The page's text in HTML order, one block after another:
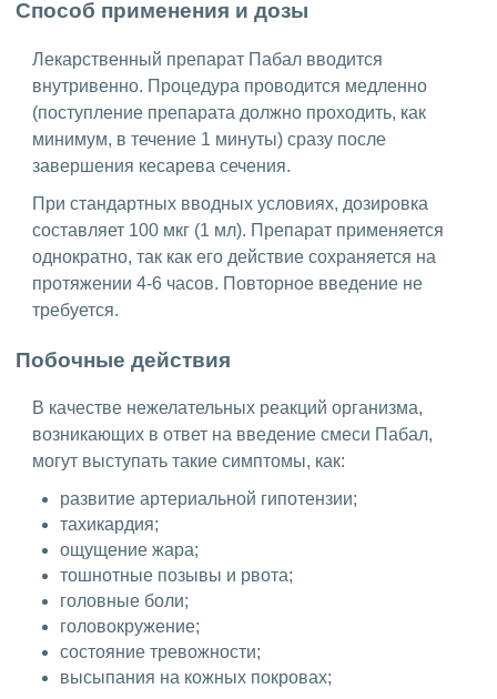
Способ применения и дозы
Лекарственный препарат Пабал вводится
внутривенно. Процедура проводится медленно
(поступление препарата должно проходить, как
минимум, в течение 1 минуты) сразу после
завершения кесарева сечения.
При стандартных вводных условиях, дозировка
составляет 100 мкг (1 мл). Препарат применяется
однократно, так как его действие сохраняется на
протяжении 4-6 часов. Повторное введение не
требуется.
Побочные действия
В качестве нежелательных реакций организма,
возникающих в ответ на введение смеси Пабал,
могут выступать такие симптомы, как:
развитие артериальной гипотензии;
тахикардия;
ощущение жара;
тошнотные позывы и рвота;
головные боли;
головокружение;
состояние тревожности;
высыпания на кожных покровах;